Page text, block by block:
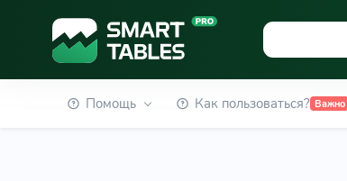
Помощь Как пользоваться? Важно